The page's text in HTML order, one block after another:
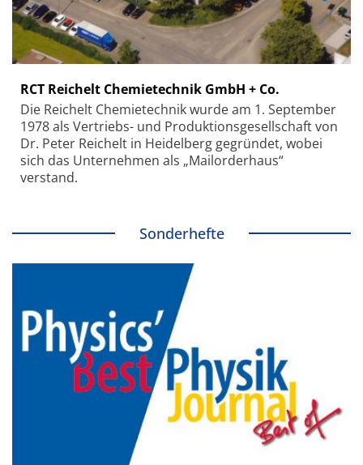
RCT Reichelt Chemietechnik GmbH + Co.
Die Reichelt Chemietechnik wurde am 1. September
1978 als Vertriebs- und Produktionsgesellschaft von
Dr. Peter Reichelt in Heidelberg gegründet, wobei
sich das Unternehmen als „Mailorderhaus“
verstand.
Sonderhefte